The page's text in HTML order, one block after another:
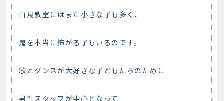
白鳥教室にはまだ小さな子も多く、
鬼を本当に怖がる子もいるのです。
歌とダンスが大好きな子どもたちのために
男性スタッフが中心となって